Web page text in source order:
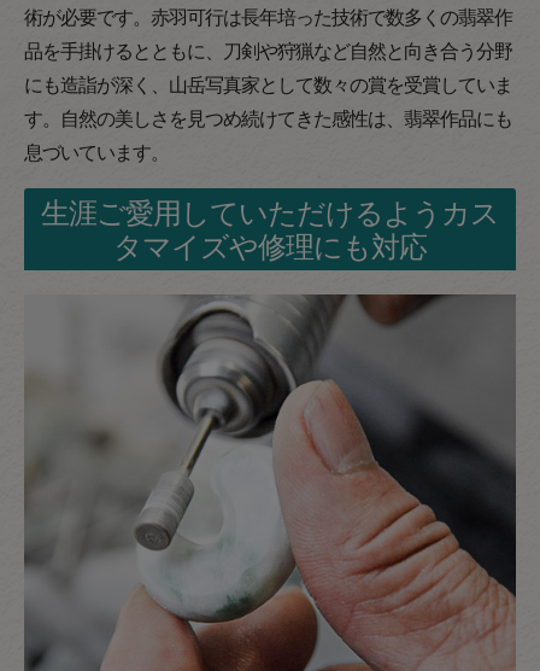
術が必要です。赤羽可行は長年培った技術で数多くの翡翠作
品を手掛けるとともに、刀剣や狩猟など自然と向き合う分野
にも造詣が深く、山岳写真家として数々の賞を受賞していま
す。自然の美しさを見つめ続けてきた感性は、翡翠作品にも
息づいています。
生涯ご愛用していただけるようカス
タマイズや修理にも対応